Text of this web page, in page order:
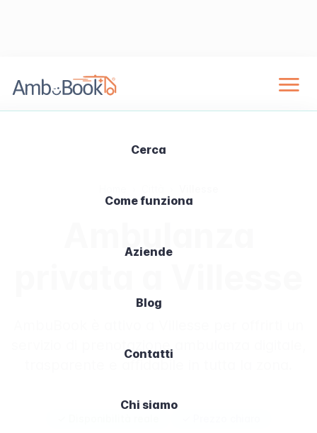
Cerca
Come funziona
Aziende
Blog
Contatti
Chi siamo
Ambulanza
servizio di prenotazione ambulanza digitale,